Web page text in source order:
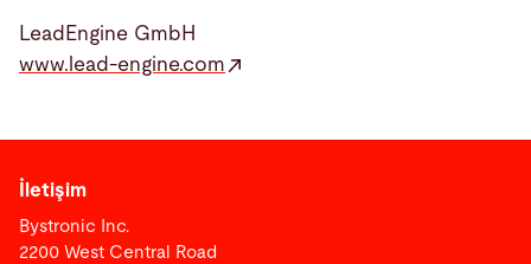
LeadEngine GmbH
www.lead-engine.com
İletişim
Bystronic Inc.
2200 West Central Road